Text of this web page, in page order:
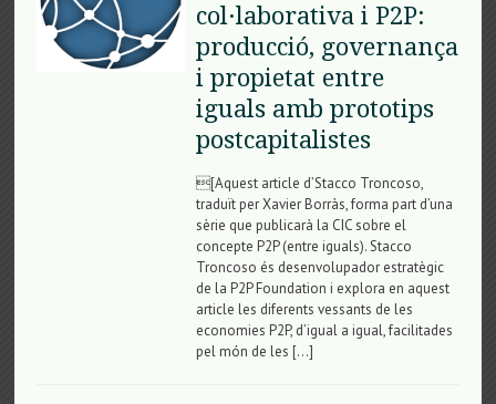
col·laborativa i P2P:
producció, governança
i propietat entre
iguals amb prototips
postcapitalistes
[Aquest article d’Stacco Troncoso,
traduït per Xavier Borràs, forma part d’una
sèrie que publicarà la CIC sobre el
concepte P2P (entre iguals). Stacco
Troncoso és desenvolupador estratègic
de la P2P Foundation i explora en aquest
article les diferents vessants de les
economies P2P, d’igual a igual, facilitades
pel món de les […]